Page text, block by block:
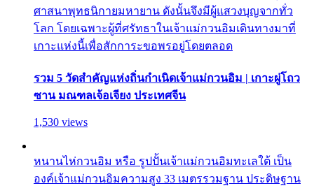
ศาสนาพุทธนิกายมหายาน ดังนั้นจึงมีผู้แสวงบุญจากทั่ว
โลก โดยเฉพาะผู้ที่ศรัทธาในเจ้าแม่กวนอิมเดินทางมาที่
เกาะแห่งนี้เพื่อสักการะขอพรอยู่โดยตลอด
รวม 5 วัดสำคัญแห่งถิ่นกำเนิดเจ้าแม่กวนอิม | เกาะผู่โถว
ซาน มณฑลเจ้อเจียง ประเทศจีน
1,530 views
หนานไห่กวนอิม หรือ รูปปั้นเจ้าแม่กวนอิมทะเลใต้ เป็น
องค์เจ้าแม่กวนอิมความสูง 33 เมตรรวมฐาน ประดิษฐาน